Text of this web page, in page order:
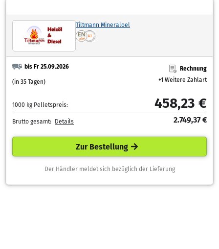
Tiltmann Mineraloel
bis Fr 25.09.2026
(in 35 Tagen)
Rechnung
+1 Weitere Zahlart
1000 kg Pelletspreis: 458,23 €
Brutto gesamt: Details 2.749,37 €
Zur Bestellung
Der Händler meldet sich bezüglich der Lieferung